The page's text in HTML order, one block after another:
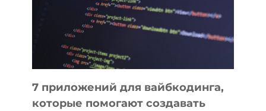
РАБОТЫ
7 приложений для вайбкодинга,
которые помогают создавать